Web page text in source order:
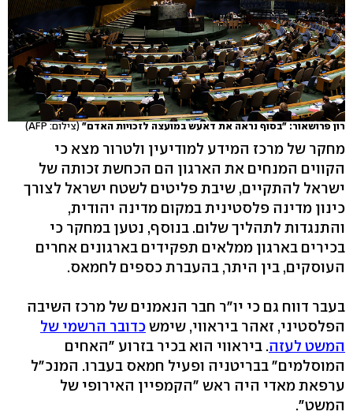
רון פרושאור: "בסוף נראה את דאעש במועצה לזכויות האדם" (צילום: AFP)
מחקר של מרכז המידע למודיעין ולטרור מצא כי
הקווים המנחים את הארגון הם הכחשת זכותה של
ישראל להתקיים, שיבת פליטים לשטח ישראל לצורך
כינון מדינה פלסטינית במקום מדינה יהודית,
והתנגדות לתהליך שלום. בנוסף, נטען במחקר כי
בכירים בארגון ממלאים תפקידים בארגונים אחרים
העוסקים, בין היתר, בהעברת כספים לחמאס.
בעבר דווח גם כי יו"ר חבר הנאמנים של מרכז השיבה
הפלסטיני, זאהר ביראווי, שימשכדובר הרשמי של
המשט לעזה. ביראווי הוא בכיר בזרוע "האחים
המוסלמים" בבריטניה ופעיל חמאס בעברו. המנכ"ל
ערפאת מאדי היה ראש "הקמפיין האירופי של
המשט".